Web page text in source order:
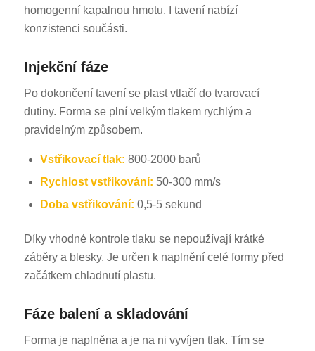
homogenní kapalnou hmotu. I tavení nabízí
konzistenci součásti.
Injekční fáze
Po dokončení tavení se plast vtlačí do tvarovací
dutiny. Forma se plní velkým tlakem rychlým a
pravidelným způsobem.
Vstřikovací tlak: 800-2000 barů
Rychlost vstřikování: 50-300 mm/s
Doba vstřikování: 0,5-5 sekund
Díky vhodné kontrole tlaku se nepoužívají krátké
záběry a blesky. Je určen k naplnění celé formy před
začátkem chladnutí plastu.
Fáze balení a skladování
Forma je naplněna a je na ni vyvíjen tlak. Tím se